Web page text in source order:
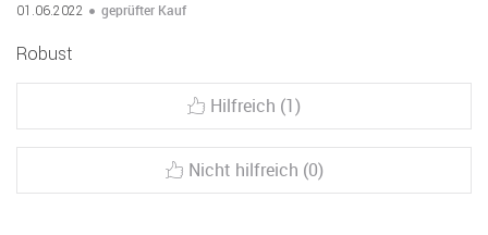
01.06.2022 geprüfter Kauf
Robust
Hilfreich (1)
Nicht hilfreich (0)